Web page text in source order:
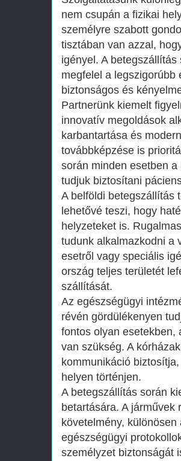
nem csupán a fizikai
személyre szabott
tisztában van azzal,
igényel. A
megfelel a
biztonságos és
Partnerünk kiemelt
innovatív megoldások
karbantartása és
továbbképzése is
során minden esetben
tudjuk biztosítani
A belföldi betegszállítás
lehetővé teszi, hogy
helyzeteket is.
tudunk alkalmazkodni a
esetről vagy speciális
ország teljes területét
szállítását.
Az egészségügyi
révén gördülékenyen
fontos olyan esetekben,
van szükség. A
kommunikáció
helyen történjen.
A betegszállítás során
betartására. A
követelmény,
egészségügyi
személyzet biztonságát